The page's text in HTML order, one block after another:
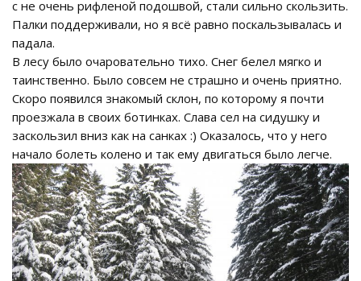
с не очень рифленой подошвой, стали сильно скользить.
Палки поддерживали, но я всё равно поскальзывалась и
падала.
В лесу было очаровательно тихо. Снег белел мягко и
таинственно. Было совсем не страшно и очень приятно.
Скоро появился знакомый склон, по которому я почти
проезжала в своих ботинках. Слава сел на сидушку и
заскользил вниз как на санках :) Оказалось, что у него
начало болеть колено и так ему двигаться было легче.